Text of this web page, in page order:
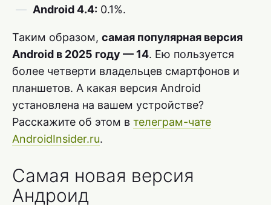
Android 4.4: 0.1%.
Таким образом, самая популярная версия
Android в 2025 году — 14. Ею пользуется
более четверти владельцев смартфонов и
планшетов. А какая версия Android
установлена на вашем устройстве?
Расскажите об этом в телеграм-чате
AndroidInsider.ru.
Самая новая версия
Андроид